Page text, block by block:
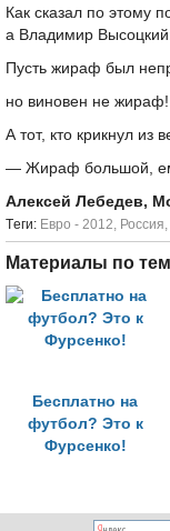
Как сказал по этому
а Владимир
Пусть жираф был
но виновен не жираф!
А тот, кто крикнул из
— Жираф большой,
Алексей Лебедев,
Tеги: Евро - 2012, Россия,
Материалы по
Бесплатно на
футбол? Это к
Фурсенко!